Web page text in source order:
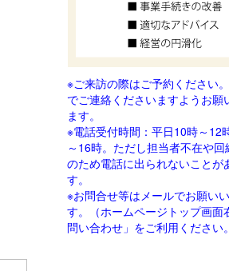
※ご来訪の際はご予約ください
でご連絡くださいますようお願
ます。
※電話受付時間：平日10時～12
～16時。ただし担当者不在や回
のため電話に出られないことが
す。
※お問合せ等はメールでお願い
す。（ホームページトップ画面
問い合わせ」をご利用ください